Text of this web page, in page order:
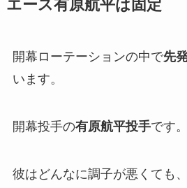
エース有原航平は固定
開幕ローテーションの中で先
います。
開幕投手の有原航平投手です。
彼はどんなに調子が悪くても